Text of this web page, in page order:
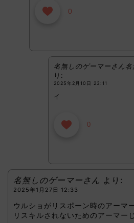
0
名無しのゲーマーさん
り:
2025年2月10日 23:11
イ
0
名無しのゲーマーさん より:
2025年1月27日 12:33
ウルショがリスポーン時のアーマ
リスキルされないためのアーマー